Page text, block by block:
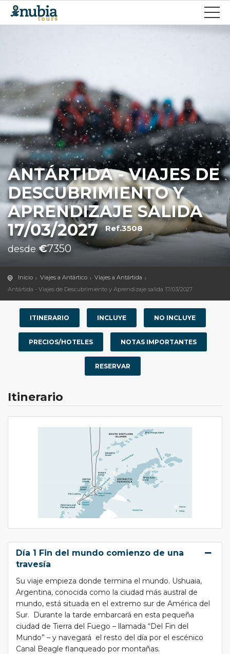
ANTÁRTIDA - VIAJES DE
DESCUBRIMIENTO Y
APRENDIZAJE SALIDA
17/03/2027 Ref.3508
desde€7350
Inicio Viajes a Antártico
Viajes a Antártida
Antártida - Viajes de Descubrimiento y Aprendizaje salida 17/03/2027
ITINERARIO INCLUYE NO INCLUYE
PRECIOS/HOTELES NOTAS IMPORTANTES
RESERVAR
Itinerario
Día 1 Fin del mundo comienzo de una
travesía
Su viaje empieza donde termina el mundo. Ushuaia,
Argentina, conocida como la ciudad más austral de
mundo, está situada en el extremo sur de América del
Sur. Durante la tarde embarcará en esta pequeña
ciudad de Tierra del Fuego – llamada “Del Fin del
Mundo” – y navegará el resto del día por el escénico
Canal Beagle flanqueado por montañas.